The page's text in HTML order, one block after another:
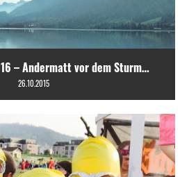
– Andermatt vor dem Sturm…
26.10.2015